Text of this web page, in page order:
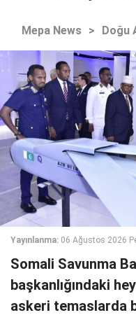
Mepa News > Doğu
Yayınlanma: 06 Ağustos 2026
Somali Savunma
başkanlığındaki
askeri temaslarda